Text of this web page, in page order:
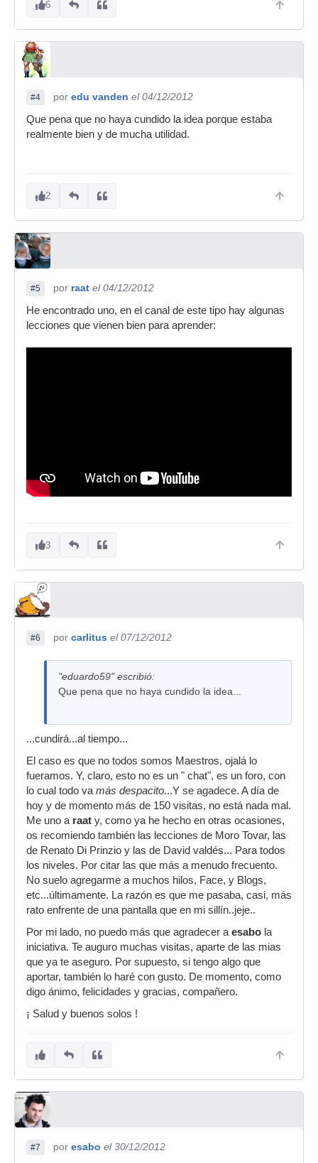
6
#4 por edu vanden el 04/12/2012
Que pena que no haya cundido la idea porque estaba
realmente bien y de mucha utilidad.
2
#5 por raat el 04/12/2012
He encontrado uno, en el canal de este tipo hay algunas
lecciones que vienen bien para aprender:
3
#6 por carlitus el 07/12/2012
"eduardo59" escribió:
Que pena que no haya cundido la idea...
...cundirá...al tiempo...
El caso es que no todos somos Maestros, ojalá lo
fueramos. Y, claro, esto no es un " chat", es un foro, con
lo cual todo va más despacito...Y se agadece. A día de
hoy y de momento más de 150 visitas, no está nada mal.
Me uno a raat y, como ya he hecho en otras ocasiones,
os recomiendo también las lecciones de Moro Tovar, las
de Renato Di Prinzio y las de David valdés... Para todos
los niveles. Por citar las que más a menudo frecuento.
No suelo agregarme a muchos hilos, Face, y Blogs,
etc...últimamente. La razón es que me pasaba, casi, más
rato enfrente de una pantalla que en mi sillín..jeje..
Por mi lado, no puedo más que agradecer a esabo la
iniciativa. Te auguro muchas visitas, aparte de las mias
que ya te aseguro. Por supuesto, si tengo algo que
aportar, también lo haré con gusto. De momento, como
digo ánimo, felicidades y gracias, compañero.
¡ Salud y buenos solos !
#7 por esabo el 30/12/2012